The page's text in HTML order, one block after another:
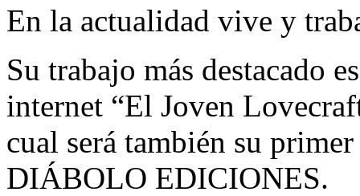
En la actualidad vive y
Su trabajo más destacado
internet “El Joven
cual será también su
DIÁBOLO EDICIONES.